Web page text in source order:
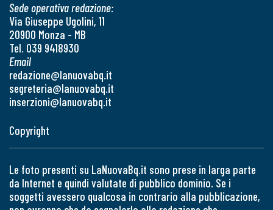
Sede operativa redazione:
Via Giuseppe Ugolini, 11
20900 Monza - MB
Tel. 039 9418930
Email
redazione@lanuovabq.it
segreteria@lanuovabq.it
inserzioni@lanuovabq.it
Copyright
Le foto presenti su LaNuovaBq.it sono prese in larga parte
da Internet e quindi valutate di pubblico dominio. Se i
soggetti avessero qualcosa in contrario alla pubblicazione,